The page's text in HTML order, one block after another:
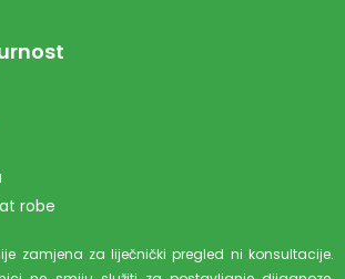
robe
zamjena za liječnički pregled ni konsultacije.